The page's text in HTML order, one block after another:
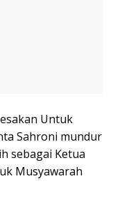
Untuk
Sahroni mundur
sebagai Ketua
Musyawarah